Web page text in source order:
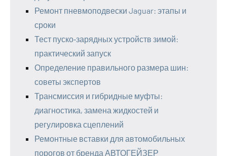
Ремонт пневмоподвески Jaguar: этапы и
сроки
Тест пуско‑зарядных устройств зимой:
практический запуск
Определение правильного размера шин:
советы экспертов
Трансмиссия и гибридные муфты:
диагностика, замена жидкостей и
регулировка сцеплений
Ремонтные вставки для автомобильных
порогов от бренда АВТОГЕЙЗЕР